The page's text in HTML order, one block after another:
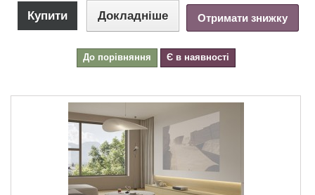
Купити Докладніше Отримати знижку
До порівняння Є в наявності